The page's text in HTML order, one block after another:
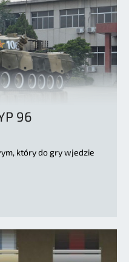
96
który do gry wjedzie